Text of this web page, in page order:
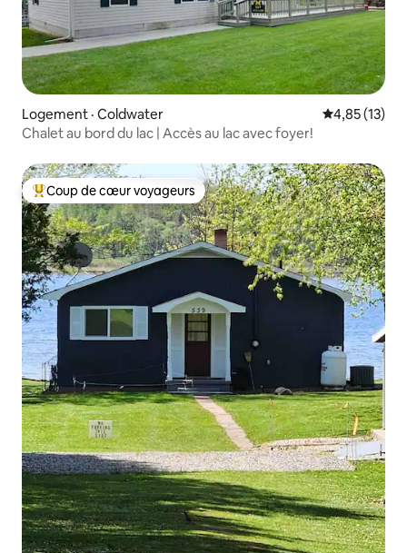
Logement · Coldwater Note
4,85 (13)
Chalet au bord du lac | Accès au lac avec foyer!
Coup de cœur voyageurs parmi les plus aimés
Coup de cœur voyageurs